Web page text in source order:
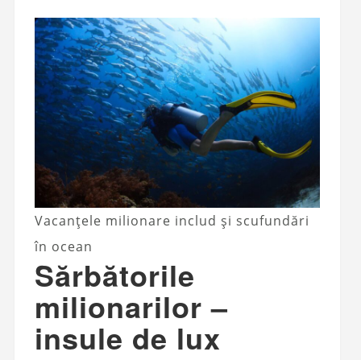
Vacanțele milionare includ și scufundări
în ocean
Sărbătorile
milionarilor –
insule de lux